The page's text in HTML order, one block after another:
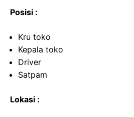
Posisi :
Kru toko
Kepala toko
Driver
Satpam
Lokasi :